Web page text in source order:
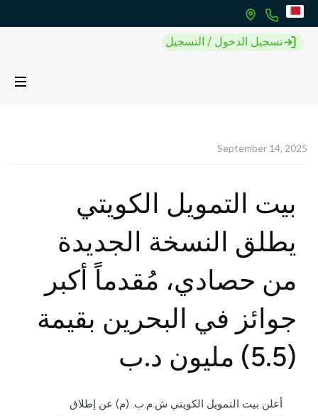
تسجيل الدخول / التسجيل
September 14, 2025
بيت التمويل الكويتي
يطلق النسخة الجديدة
من حصادي، مُقدماً أكبر
جوائز في البحرين بقيمة
(5.5) مليون د.ب
أعلن بيت التمويل الكويتي ش.م.ب. (م) عن إطلاق